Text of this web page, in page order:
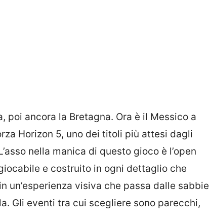
poi ancora la Bretagna. Ora è il Messico a
Horizon 5, uno dei titoli più attesi dagli
nella manica di questo gioco è l’open
e costruito in ogni dettaglio che
un’esperienza visiva che passa dalle sabbie
Gli eventi tra cui scegliere sono parecchi,